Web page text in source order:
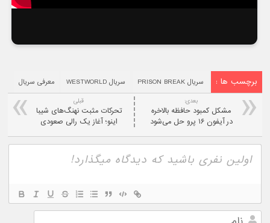
برچسب ها : سریال PRISON BREAK سریال WESTWORLD معرفی سریال
قبلی
تحرکات مثبت نهنگ‌های شیبا
اینو؛ آغاز یک رالی صعودی
بعدی:
مشکل کمبود حافظه بالاخره
در آیفون ۱۶ پرو حل می‌شود
نام